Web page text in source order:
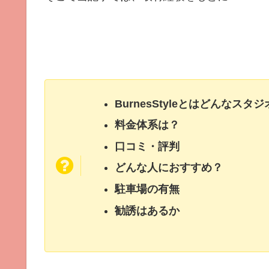
BurnesStyleとはどんなスタジ
料金体系は？
口コミ・評判
どんな人におすすめ？
駐車場の有無
勧誘はあるか